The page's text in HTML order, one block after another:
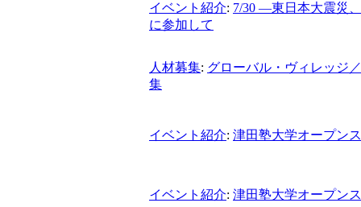
イベント紹介: 7/30 ―東日本大震災
に参加して
人材募集: グローバル・ヴィレッジ
集
イベント紹介: 津田塾大学オープン
イベント紹介: 津田塾大学オープン